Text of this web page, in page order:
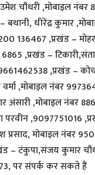
चौधरी ,मोबाइल नंबर
बथानी, धीरेंद्र कुमार
136467 ,प्रखंड –
,प्रखंड –
,प्रखंड –
,मोबाइल नंबर
,मोबाइल नंबर
परवीन ,9097751016
मोबाइल नंबर
– टंकुपा,संजय कुमार
पर संपर्क कर सकते हैं